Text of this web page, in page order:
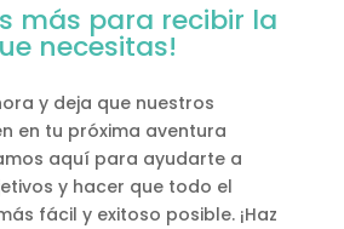
más para recibir la
necesitas!
y deja que nuestros
en tu próxima aventura
aquí para ayudarte a
y hacer que todo el
fácil y exitoso posible. ¡Haz